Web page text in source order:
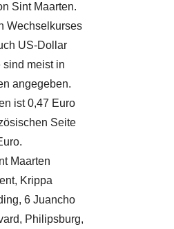
Sint Maarten.
Wechselkurses
US-Dollar
sind meist in
angegeben.
ist 0,47 Euro
Seite
Maarten
Krippa
6 Juancho
Philipsburg,